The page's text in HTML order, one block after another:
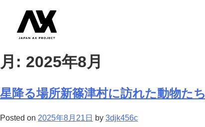
月: 2025年8月
星降る場所新篠津村に訪れた動物たち
Posted on 2025年8月21日 by 3djk456c